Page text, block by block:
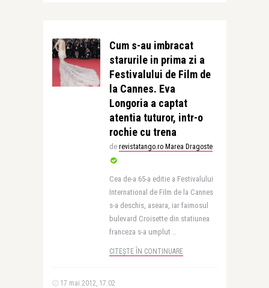
Cum s-au imbracat
starurile in prima zi a
Festivalului de Film de
la Cannes. Eva
Longoria a captat
atentia tuturor, intr-o
rochie cu trena
de revistatango.ro Marea Dragoste
Cea de-a 65-a editie a Festivalului
International de Film de la Cannes
s-a deschis, aseara, iar faimosul
bulevard Croisette din statiunea
franceza s-a umplut ..
CITEȘTE ÎN CONTINUARE
17 mai 2012, 17:02